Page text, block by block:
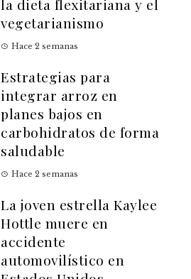
la dieta flexitariana y el
vegetarianismo
Hace 2 semanas
Estrategias para
integrar arroz en
planes bajos en
carbohidratos de forma
saludable
Hace 2 semanas
La joven estrella Kaylee
Hottle muere en
accidente
automovilístico en